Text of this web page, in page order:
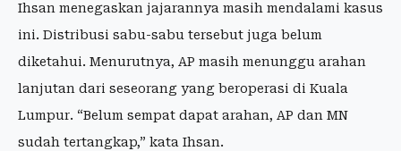
Ihsan menegaskan jajarannya masih mendalami kasus
ini. Distribusi sabu-sabu tersebut juga belum
diketahui. Menurutnya, AP masih menunggu arahan
lanjutan dari seseorang yang beroperasi di Kuala
Lumpur. “Belum sempat dapat arahan, AP dan MN
sudah tertangkap,” kata Ihsan.